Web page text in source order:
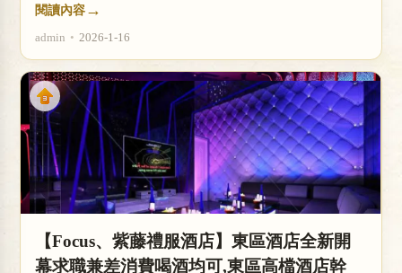
閱讀內容 →
admin • 2026-1-16
【Focus、紫藤禮服酒店】東區酒店全新開
幕求職兼差消費喝酒均可,東區高檔酒店幹